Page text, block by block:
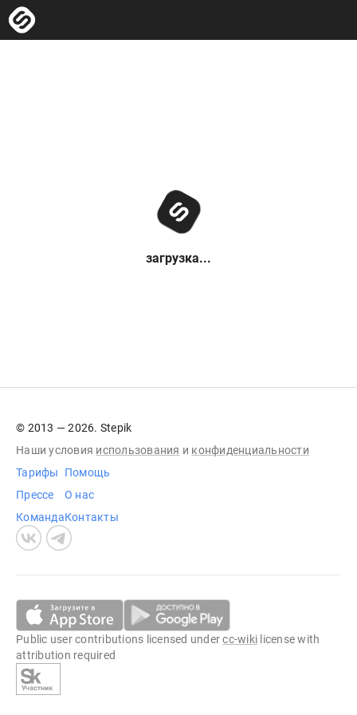
загрузка...
© 2013 — 2026. Stepik
Наши условия использования и конфиденциальности
Тарифы
Прессе
Команда
Помощь
О нас
Контакты
Public user contributions licensed undercc-wiki license with
attribution required